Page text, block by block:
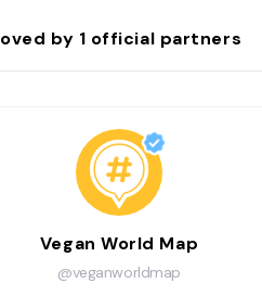
by 1 official partners
Vegan World Map
@veganworldmap